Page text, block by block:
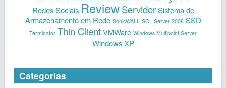
Redes Sociais Review Servidor Sistema de
Armazenamento em Rede SonicWALL SQL Server 2008 SSD
Terminator Thin ClientVMWare Windows Multipoint Server
Windows XP
Categorias